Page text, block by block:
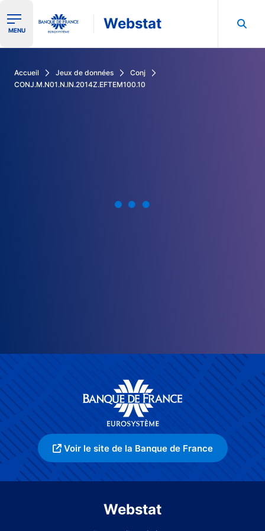
Ouvrir le menu de navigation
MENU Webstat
Accueil Jeux de données
Conj
CONJ.M.N01.N.IN.2014Z.EFTEM100.10
Voir le site de la Banque de France
Webstat